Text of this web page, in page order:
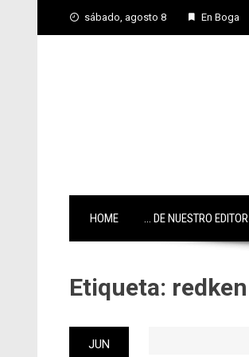
sábado, agosto 8 En Boga
HOME … DE NUESTRO EDITOR
Etiqueta: redken
JUN